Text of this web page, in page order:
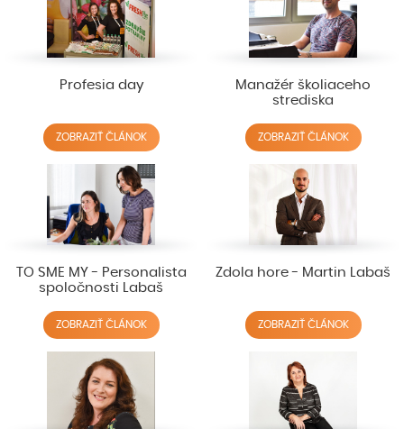
Profesia day
ZOBRAZIŤ ČLÁNOK
Manažér školiaceho
strediska
ZOBRAZIŤ ČLÁNOK
TO SME MY - Personalista
spoločnosti Labaš
ZOBRAZIŤ ČLÁNOK
Zdola hore - Martin Labaš
ZOBRAZIŤ ČLÁNOK